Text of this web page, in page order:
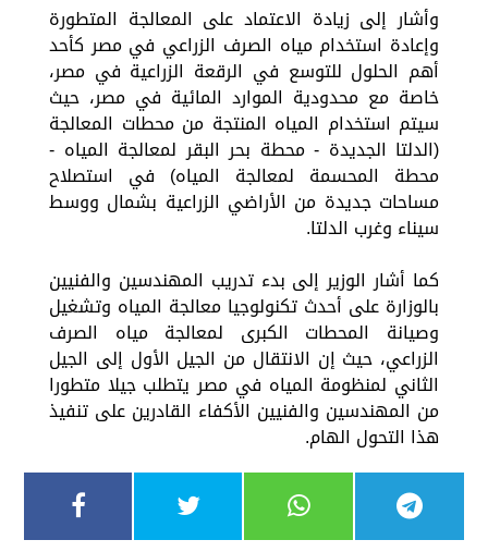
وأشار إلى زيادة الاعتماد على المعالجة المتطورة
وإعادة استخدام مياه الصرف الزراعي في مصر كأحد
أهم الحلول للتوسع في الرقعة الزراعية في مصر،
خاصة مع محدودية الموارد المائية في مصر، حيث
سيتم استخدام المياه المنتجة من محطات المعالجة
(الدلتا الجديدة - محطة بحر البقر لمعالجة المياه -
محطة المحسمة لمعالجة المياه) في استصلاح
مساحات جديدة من الأراضي الزراعية بشمال ووسط
سيناء وغرب الدلتا.
كما أشار الوزير إلى بدء تدريب المهندسين والفنيين
بالوزارة على أحدث تكنولوجيا معالجة المياه وتشغيل
وصيانة المحطات الكبرى لمعالجة مياه الصرف
الزراعي، حيث إن الانتقال من الجيل الأول إلى الجيل
الثاني لمنظومة المياه في مصر يتطلب جيلا متطورا
من المهندسين والفنيين الأكفاء القادرين على تنفيذ
هذا التحول الهام.